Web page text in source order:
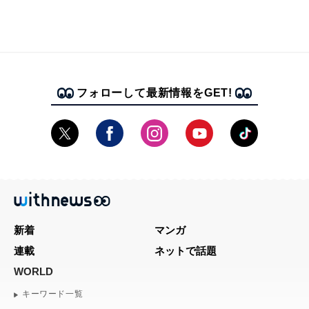
フォローして最新情報をGET!
新着
マンガ
連載
ネットで話題
WORLD
キーワード一覧